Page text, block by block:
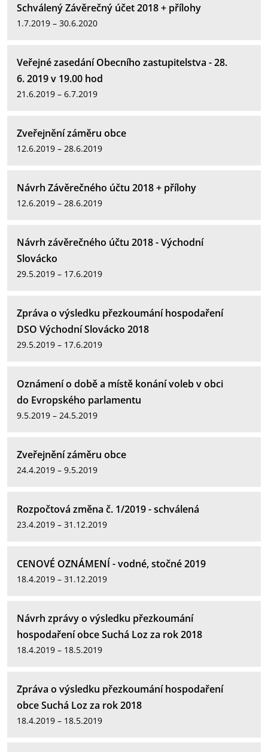
Schválený Závěrečný účet 2018 + přílohy
1.7.2019 – 30.6.2020
Veřejné zasedání Obecního zastupitelstva - 28.
6. 2019 v 19.00 hod
21.6.2019 – 6.7.2019
Zveřejnění záměru obce
12.6.2019 – 28.6.2019
Návrh Závěrečného účtu 2018 + přílohy
12.6.2019 – 28.6.2019
Návrh závěrečného účtu 2018 - Východní
Slovácko
29.5.2019 – 17.6.2019
Zpráva o výsledku přezkoumání hospodaření
DSO Východní Slovácko 2018
29.5.2019 – 17.6.2019
Oznámení o době a místě konání voleb v obci
do Evropského parlamentu
9.5.2019 – 24.5.2019
Zveřejnění záměru obce
24.4.2019 – 9.5.2019
Rozpočtová změna č. 1/2019 - schválená
23.4.2019 – 31.12.2019
CENOVÉ OZNÁMENÍ - vodné, stočné 2019
18.4.2019 – 31.12.2019
Návrh zprávy o výsledku přezkoumání
hospodaření obce Suchá Loz za rok 2018
18.4.2019 – 18.5.2019
Zpráva o výsledku přezkoumání hospodaření
obce Suchá Loz za rok 2018
18.4.2019 – 18.5.2019